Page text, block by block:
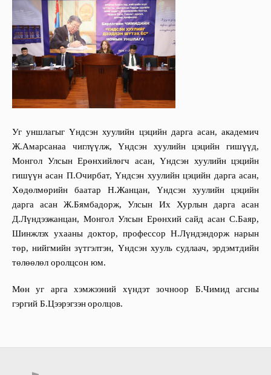
Уг уншлагыг Үндсэн хуулийн цэцийн дарга асан, академич
Ж.Амарсанаа чиглүүлж, Үндсэн хуулийн цэцийн гишүүд,
Монгол Улсын Ерөнхийлөгч асан, Үндсэн хуулийн цэцийн
гишүүн асан П.Очирбат, Үндсэн хуулийн цэцийн дарга асан,
Хөдөлмөрийн баатар Н.Жанцан, Үндсэн хуулийн цэцийн
дарга асан Ж.Бямбадорж, Улсын Их Хурлын дарга асан
Д.Лүндээжанцан, Монгол Улсын Ерөнхий сайд асан С.Баяр,
Шинжлэх ухааны доктор, профессор Н.Лүндэндорж нарын
төр, нийгмийн зүтгэлтэн, Үндсэн хууль судлаач, эрдэмтдийн
төлөөлөл оролцсон юм.
Мөн уг арга хэмжээний хүндэт зочноор Б.Чимид агсны
гэргий Б.Цээрэгзэноролцов.